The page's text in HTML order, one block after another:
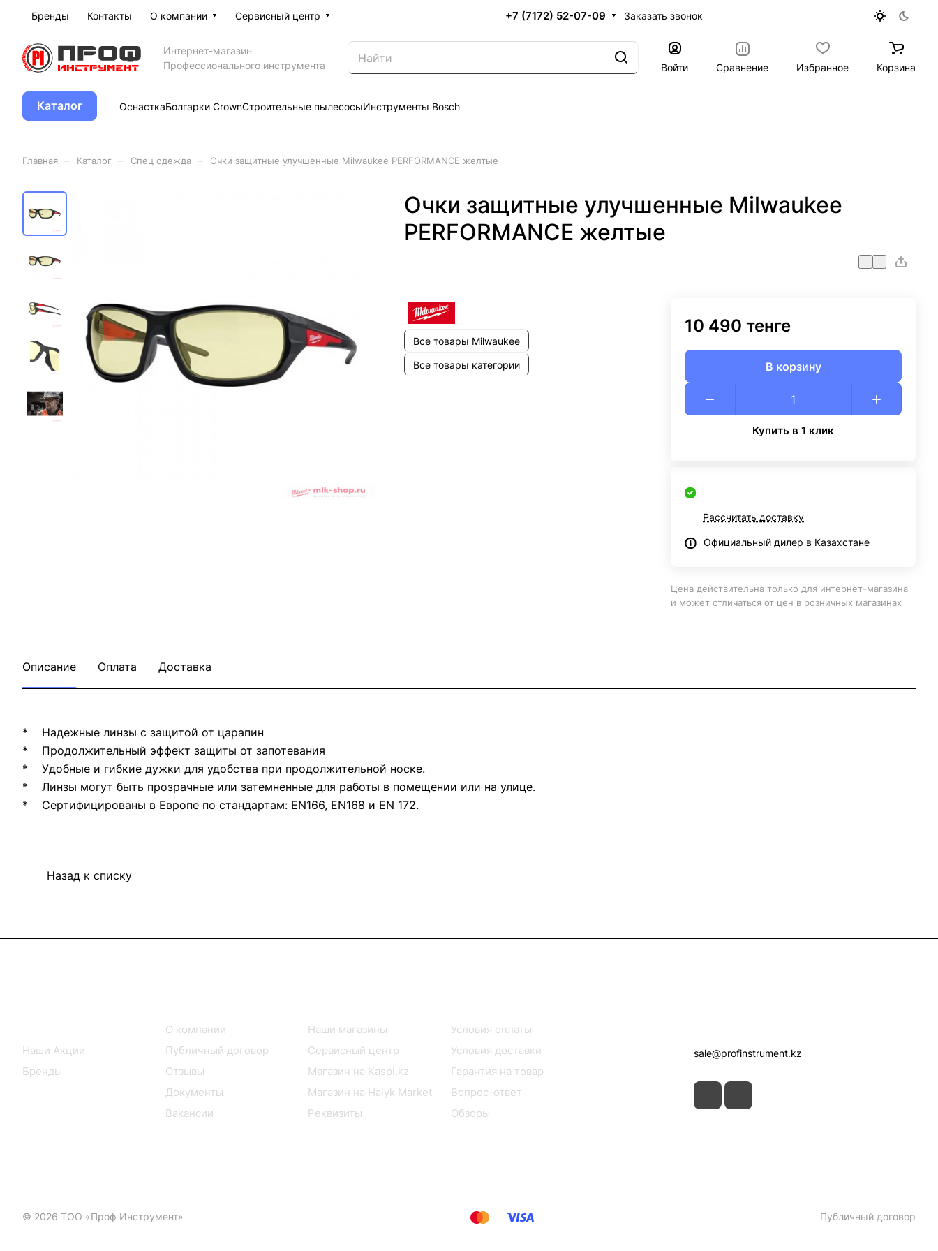
Бренды Контакты О компании Сервисный центр +7 (7172) 52-07-09 Заказать звонок
Интернет-магазин
Профессионального инструмента
Войти Сравнение Избранное Корзина
Каталог ОснасткаБолгарки CrownСтроительные пылесосыИнструменты Bosch
Главная Каталог Спец одежда Очки защитные улучшенные Milwaukee PERFORMANCE желтые
Очки защитные улучшенные Milwaukee
PERFORMANCE желтые
Все товары Milwaukee
Все товары категории
10 490 тенге
В корзину
Купить в 1 клик
Рассчитать доставку
Официальный дилер в Казахстане
Цена действительна только для интернет-магазина
и может отличаться от цен в розничных магазинах
Описание Оплата Доставка
* Надежные линзы с защитой от царапин
* Продолжительный эффект защиты от запотевания
* Удобные и гибкие дужки для удобства при продолжительной носке.
* Линзы могут быть прозрачные или затемненные для работы в помещении или на улице.
* Сертифицированы в Европе по стандартам: EN166, EN168 и EN 172.
Назад к списку
Наши Акции
Бренды
О компании
Публичный договор
Отзывы
Документы
Вакансии
Наши магазины
Сервисный центр
Магазин на Kaspi.kz
Магазин на Halyk Market
Реквизиты
Условия оплаты
Условия доставки
Гарантия на товар
Вопрос-ответ
Обзоры
sale@profinstrument.kz
© 2026 ТОО «Проф Инструмент» Публичный договор